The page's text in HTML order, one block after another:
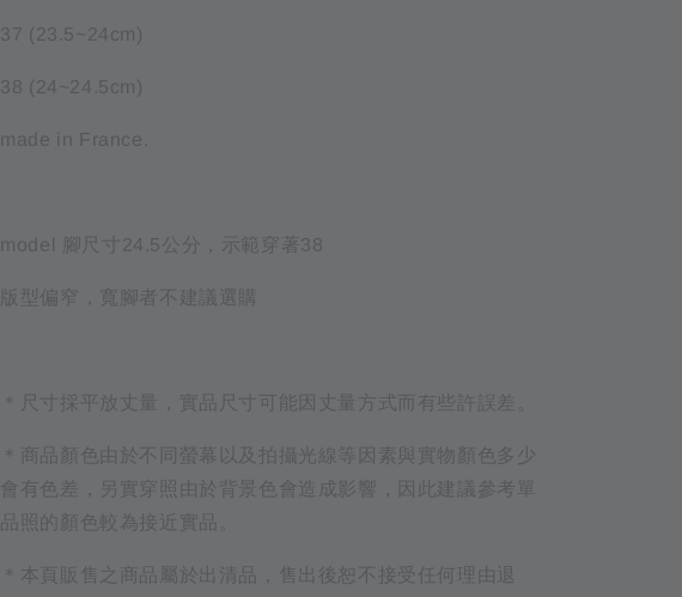
37 (23.5~24cm)
38 (24~24.5cm)
made in France.
model 腳尺寸24.5公分，示範穿著38
版型偏窄，寬腳者不建議選購
＊尺寸採平放丈量，實品尺寸可能因丈量方式而有些許誤差。
＊商品顏色由於不同螢幕以及拍攝光線等因素與實物顏色多少
會有色差，另實穿照由於背景色會造成影響，因此建議參考單
品照的顏色較為接近實品。
＊本頁販售之商品屬於出清品，售出後恕不接受任何理由退